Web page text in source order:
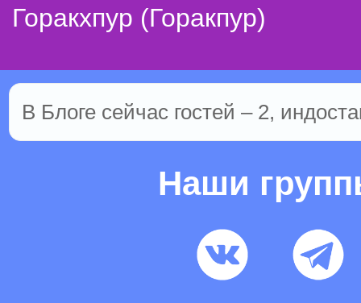
Горакхпур (Горакпур)
В Блоге сейчас гостей – 2,
Наши